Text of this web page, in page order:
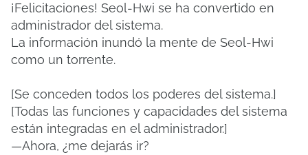
¡Felicitaciones! Seol-Hwi se ha convertido en
administrador del sistema.
La información inundó la mente de Seol-Hwi
como un torrente.
[Se conceden todos los poderes del sistema.]
[Todas las funciones y capacidades del sistema
están integradas en el administrador.]
—Ahora, ¿me dejarás ir?